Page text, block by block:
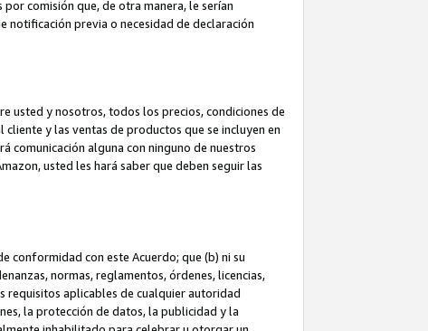
comisión que, de otra manera, le serían
notificación previa o necesidad de declaración
usted y nosotros, todos los precios, condiciones de
y las ventas de productos que se incluyen en
comunicación alguna con ninguno de nuestros
usted les hará saber que deben seguir las
conformidad con este Acuerdo; que (b) ni su
normas, reglamentos, órdenes, licencias,
requisitos aplicables de cualquier autoridad
la protección de datos, la publicidad y la